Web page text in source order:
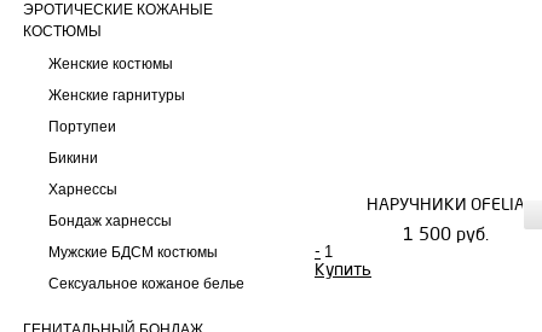
ЭРОТИЧЕСКИЕ КОЖАНЫЕ
КОСТЮМЫ
Женские костюмы
Женские гарнитуры
Портупеи
Бикини
Харнессы
Бондаж харнессы
Мужские БДСМ костюмы
Сексуальное кожаное белье
НАРУЧНИКИ OFELIA
1 500 руб.
-
Купить